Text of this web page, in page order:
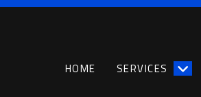
HOME SERVICES